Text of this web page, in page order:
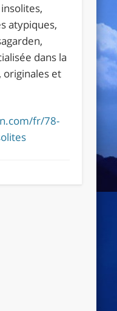
atypiques,
dans la
originales et
fr/78-